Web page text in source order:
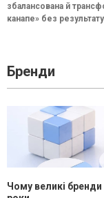
збалансована й
канапе» без
Бренди
Чому великі